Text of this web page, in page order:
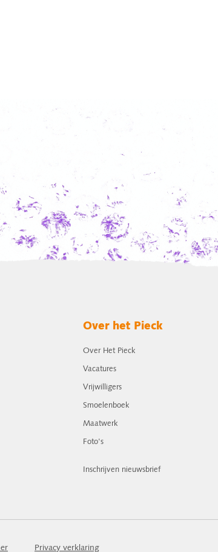
Over het Pieck
Over Het Pieck
Vacatures
Vrijwilligers
Smoelenboek
Maatwerk
Foto's
Inschrijven nieuwsbrief
Privacy verklaring